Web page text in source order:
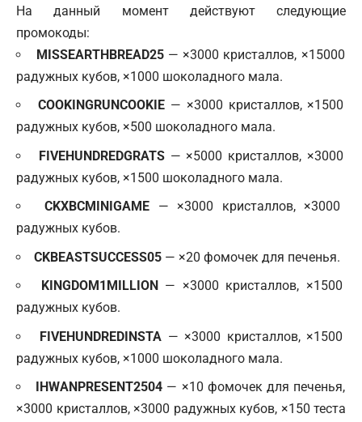
На данный момент действуют следующие
промокоды:
MISSEARTHBREAD25 — ×3000 кристаллов, ×15000
радужных кубов, ×1000 шоколадного мала.
COOKINGRUNCOOKIE — ×3000 кристаллов, ×1500
радужных кубов, ×500 шоколадного мала.
FIVEHUNDREDGRATS — ×5000 кристаллов, ×3000
радужных кубов, ×1500 шоколадного мала.
CKXBCMINIGAME
— ×3000 кристаллов, ×3000
радужных кубов.
CKBEASTSUCCESS05 — ×20 фомочек для печенья.
KINGDOM1MILLION
— ×3000 кристаллов, ×1500
радужных кубов.
FIVEHUNDREDINSTA — ×3000 кристаллов, ×1500
радужных кубов, ×1000 шоколадного мала.
IHWANPRESENT2504 — ×10 фомочек для печенья,
×3000 кристаллов, ×3000 радужных кубов, ×150 теста